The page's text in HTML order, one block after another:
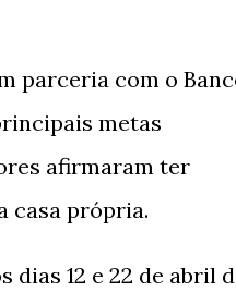
parceria com o
metas
afirmaram ter
casa própria.
dias 12 e 22 de abril